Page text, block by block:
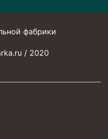
фабрики
/ 2020